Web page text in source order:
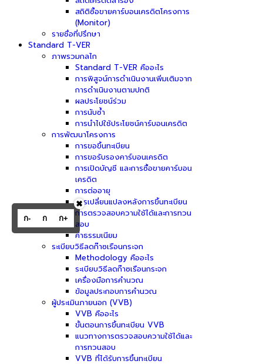
สถิติซื้อขายคาร์บอนเครดิตโครงการ
(Monitor)
รายชื่อที่ปรึกษา
Standard T-VER
ภาพรวมกลไก
Standard T-VER คืออะไร
การพิสูจน์การดำเนินงานเพิ่มเติมจาก
การดำเนินงานตามปกติ
ผลประโยชน์ร่วม
การนับซ้ำ
การนำไปใช้ประโยชน์คาร์บอนเครดิต
การพัฒนาโครงการ
การขอขึ้นทะเบียน
การขอรับรองคาร์บอนเครดิต
การเปิดบัญชี และการซื้อขายคาร์บอน
เครดิต
การต่ออายุ
การเปลี่ยนแปลงหลังการขึ้นทะเบียน
การตรวจสอบความใช้ได้และการทวน
สอบ
ค่าธรรมเนียม
ระเบียบวิธีลดก๊าซเรือนกระจก
Methodology คืออะไร
ระเบียบวิธีลดก๊าซเรือนกระจก
เครื่องมือการคำนวณ
ข้อมูลประกอบการคำนวณ
ผู้ประเมินภายนอก (VVB)
VVB คืออะไร
ขั้นตอนการขึ้นทะเบียน VVB
แนวทางการตรวจสอบความใช้ได้และ
การทวนสอบ
VVB ที่ได้รับการขึ้นทะเบียน
ก- ก ก+
✖